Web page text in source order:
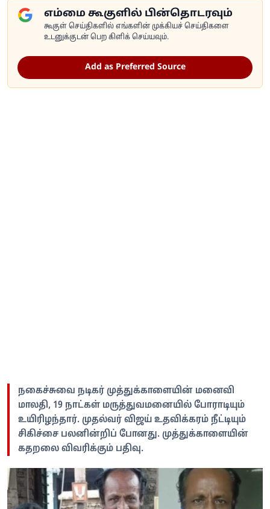
எம்மை கூகுளில் பின்தொடரவும்
கூகுள் செய்திகளில் எங்களின் முக்கியச் செய்திகளை
உடனுக்குடன் பெற கிளிக் செய்யவும்.
Add as Preferred Source
நகைச்சுவை நடிகர் முத்துக்காளையின் மனைவி
மாலதி, 19 நாட்கள் மருத்துவமனையில் போராடியும்
உயிரிழந்தார். முதல்வர் விஜய் உதவிக்கரம் நீட்டியும்
சிகிச்சை பலனின்றிப் போனது. முத்துக்காளையின்
கதறலை விவரிக்கும் பதிவு.